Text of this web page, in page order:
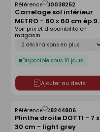
Carrelage sol intérieur
METRO - 60 x 60 cm ép.9
mm - basalt
Référence :30038252
Déclinaison
Disponible sous 10 jours
Voir prix et disponibilité en
magasin
Ajouter au devis
Enregistrer
comme
liste
Plinthe droite DOTTI - 7 x
30 cm - light grey
Référence :28244806
Enregistrer
comme
liste